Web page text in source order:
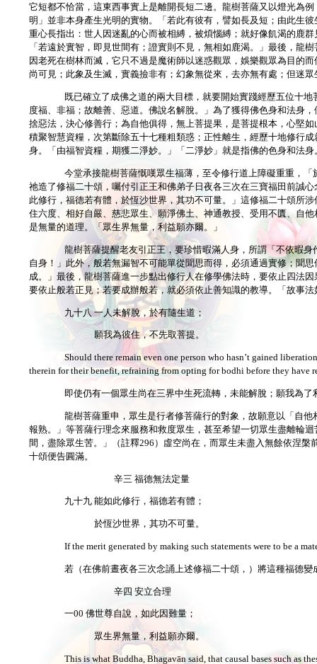
它短都不恰當，這東西事實上是離開長短二邊。龍樹菩薩又以燈光為
明」並非本身產生光明的實物。「若此有彼有，譬如長及短；由此生
重心長指出：世人因迷亂的心而被相縛，被煩惱縛；就好像飢渴的鹿
「若遠於實智，即見世間有；證實則不見，無相如鹿渴。」最後，龍
因老死在樹林而滅，它只不過是魔術師以迷惑觀眾，娛樂觀眾為目的
尚可見；此象及生滅，實義撿非有；幻象無從來，去亦無有處；但迷
既已確立了成佛之道的兩大目標，就要開始實踐經歷五位十
度福、非福；故離善、惡道。佛說名解脫。」為了獲得佛色身和法身
捨惡法，決心修善行；為自他俱得，無上菩提果，是菩提根本，心堅
積聚智慧資糧，次第斷除五十七種粗類惑；正性離生，經歷十地修行
身。「由福智資糧，期獲二淨妙。」「二淨妙」就是指佛的色身和法身
今堂承接龍樹菩薩慨嘆眾生福薄，至令修行道上障礙重重，
祂造了修福二十頌，囑付引正王和佛弟子日夜各三次在三寶福田前誠
此修行，福德若有體，於恆沙世界，其功不可量。」這修福二十頌所
住六度、相好自嚴、慈悲眾生、願淨佛土、神通教授、受用不匱、自
是無量的道理。「眾生界無量，利益願亦爾。」
龍樹菩薩提醒老友引正王，要珍惜暇滿人身，所謂「不依暇
自身！」此外，般若無漏智不可能單從聞思而得，必須通過實修；聞
成。」最後，龍樹菩薩進一步點出修行人在修學佛法時，要依止四法
要依止般若正見；若要成辦般若，就必須依止善知識的教導。「故事
九十八 一人未解脫，於有隨生道；
願我為彼住，不先取菩提。
Should there remain even one person who hasn’t gained
therein for their benefit, refraining from opting for bodhi before they have
即使仍有一個眾生尚在三界中生死流轉，未能解脫；願我為
龍樹菩薩重申，眾生是行者修菩薩行的對象，故願意以「自
報熟。」等菩薩行理念來服務和救度眾生，甚至希望一切眾生盡離輪
間，盡除眾生苦。」（註釋296）虛空尚在，而眾生未盡入無餘依涅
十頌便告圓滿。
辛三 福德無法定量
九十九 能如此修行，福德若有體；
於恆沙世界，其功不可量。
If the merit generated by making such statements were to be a
若（在佛前晝夜各三次念誦上述修福二十頌，）將這種福德
辛四 安立合理
一00 佛世尊自說，如此因難量；
眾生界無量，利益願亦爾。
This is what Buddha, Bhagavān said, that causal bases such as